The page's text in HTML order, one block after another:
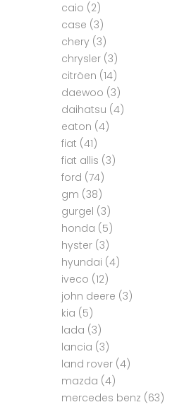
caio (2)
case (3)
chery (3)
chrysler (3)
citröen (14)
daewoo (3)
daihatsu (4)
eaton (4)
fiat (41)
fiat allis (3)
ford (74)
gm (38)
gurgel (3)
honda (5)
hyster (3)
hyundai (4)
iveco (12)
john deere (3)
kia (5)
lada (3)
lancia (3)
land rover (4)
mazda (4)
mercedes benz (63)